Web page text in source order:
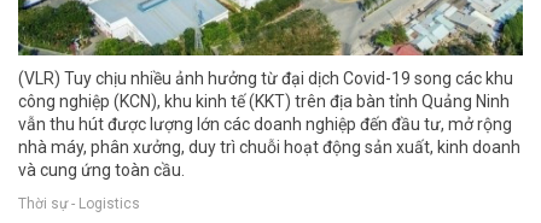
(VLR) Tuy chịu nhiều ảnh hưởng từ đại dịch Covid-19 song các khu
công nghiệp (KCN), khu kinh tế (KKT) trên địa bàn tỉnh Quảng Ninh
vẫn thu hút được lượng lớn các doanh nghiệp đến đầu tư, mở rộng
nhà máy, phân xưởng, duy trì chuỗi hoạt động sản xuất, kinh doanh
và cung ứng toàn cầu.
Thời sự - Logistics